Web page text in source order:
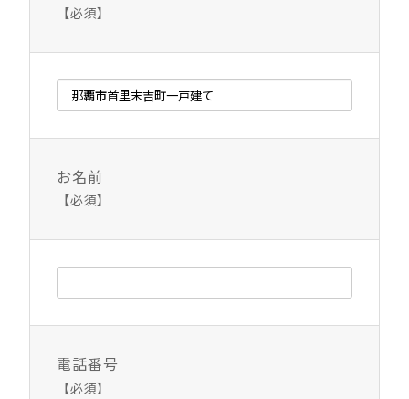
【必須】
お名前
【必須】
電話番号
【必須】